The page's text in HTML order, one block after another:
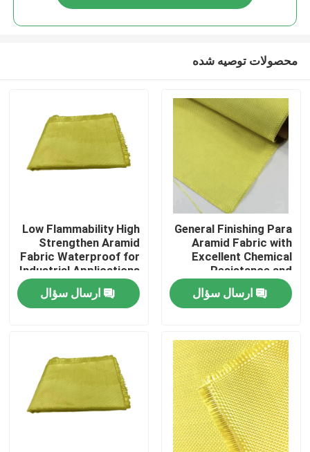
صفحه اصلی
محصولات
فیلم های
محصولات توصیه شده
General Finishing Para
Aramid Fabric with
Excellent Chemical
Resistance and
Tensile Strength
≥2000Nارسال سؤال
Low Flammability High
Strengthen Aramid
Fabric Waterproof for
Industrial Applications
ارسال سؤال